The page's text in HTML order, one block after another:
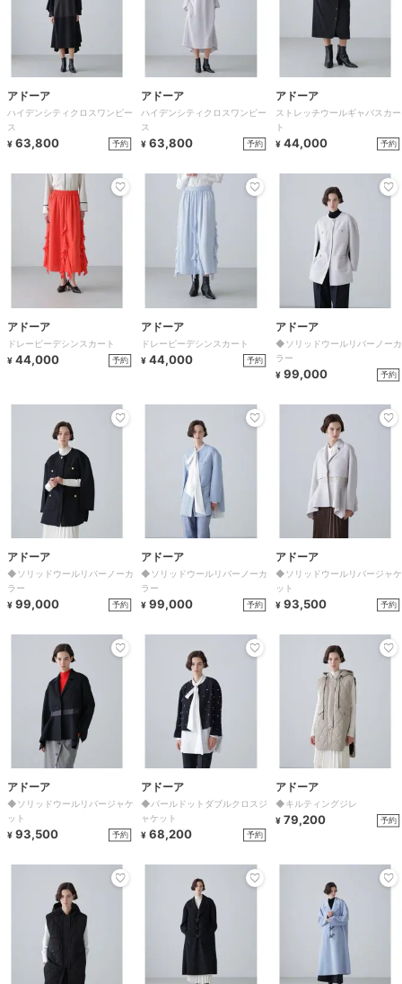
アドーア
ハイデンシティクロスワンピー
ス
¥ 63,800 予約
アドーア
ハイデンシティクロスワンピー
ス
¥ 63,800 予約
アドーア
ストレッチウールギャバスカー
ト
¥ 44,000 予約
アドーア
ドレーピーデシンスカート
¥ 44,000 予約
アドーア
ドレーピーデシンスカート
¥ 44,000 予約
アドーア
◆ソリッドウールリバーノーカ
ラー
¥ 99,000 予約
アドーア
◆ソリッドウールリバーノーカ
ラー
¥ 99,000 予約
アドーア
◆ソリッドウールリバーノーカ
ラー
¥ 99,000 予約
アドーア
◆ソリッドウールリバージャケ
ット
¥ 93,500 予約
アドーア
◆ソリッドウールリバージャケ
ット
¥ 93,500 予約
アドーア
◆パールドットダブルクロスジ
ャケット
¥ 68,200 予約
アドーア
◆キルティングジレ
¥ 79,200 予約